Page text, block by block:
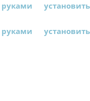
установить
установить